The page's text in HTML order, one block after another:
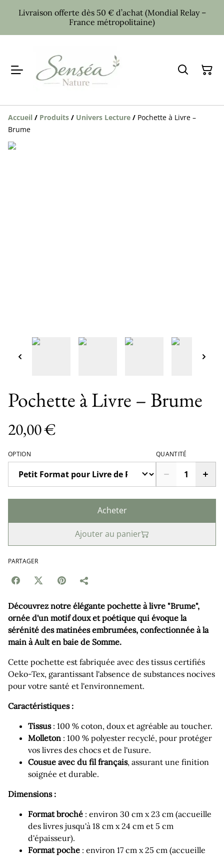
Livraison offerte dès 50 € d’achat (Mondial Relay –
France métropolitaine)
Accueil / Produits / Univers Lecture / Pochette à Livre –
Brume
Pochette à Livre – Brume
20,00 €
OPTION QUANTITÉ
Acheter
Ajouter au panier
PARTAGER
Découvrez notre élégante pochette à livre "Brume",
ornée d'un motif doux et poétique qui évoque la
sérénité des matinées embrumées, confectionnée à la
main à Ault en baie de Somme.
Cette pochette est fabriquée avec des tissus certifiés
Oeko-Tex, garantissant l'absence de substances nocives
pour votre santé et l'environnement.
Caractéristiques :
Tissus: 100 % coton, doux et agréable au toucher.
Molleton : 100 % polyester recyclé, pour protéger
vos livres des chocs et de l'usure.
Cousue avec du fil français, assurant une finition
soignée et durable.
Dimensions :
Format broché : environ 30 cm x 23 cm (accueille
des livres jusqu'à 18 cm x 24 cm et 5 cm
d'épaisseur).
Format poche : environ 17 cm x 25 cm (accueille